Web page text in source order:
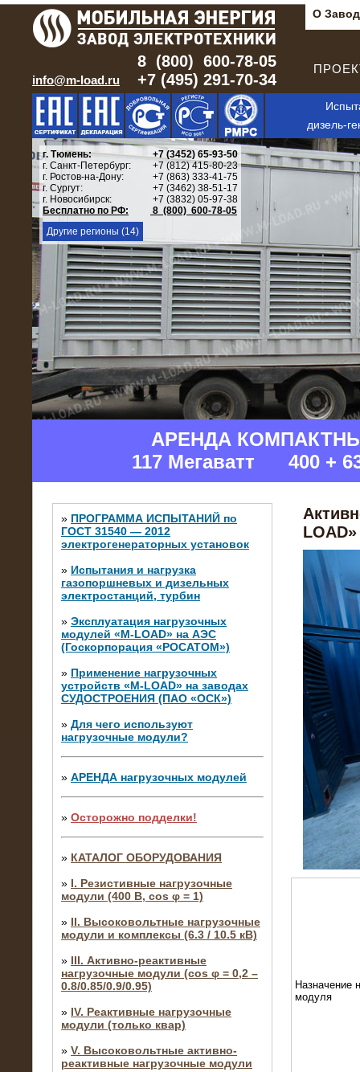
О
info@m-load.ru
8 (800) 600-78-05
+7 (495) 291-70-34
дизель-
г. Тюмень:
+7 (3452) 65-93-50
г. Санкт-Петербург:
+7 (812) 415-80-23
г. Ростов-на-Дону:
+7 (863) 333-41-75
г. Сургут:
+7 (3462) 38-51-17
г. Новосибирск:
+7 (3832) 05-97-38
Бесплатно по РФ:
8 (800) 600-78-05
Другие регионы (14)
АРЕНДА
117 Мегаватт 400 +
» ПРОГРАММА ИСПЫТАНИЙ по
ГОСТ 31540 — 2012
электрогенераторных установок
» Испытания и нагрузка
газопоршневых и дизельных
электростанций, турбин
» Эксплуатация нагрузочных
модулей «M-LOAD» на АЭС
(Госкорпорация «РОСАТОМ»)
» Применение нагрузочных
устройств «M-LOAD» на заводах
СУДОСТРОЕНИЯ (ПАО «ОСК»)
» Для чего используют
нагрузочные модули?
» АРЕНДА нагрузочных модулей
» Осторожно подделки!
» КАТАЛОГ ОБОРУДОВАНИЯ
» I. Резистивные нагрузочные
модули (400 В, cos φ = 1)
» II. Высоковольтные нагрузочные
модули и комплексы (6.3 / 10.5 кВ)
» III. Активно-реактивные
нагрузочные модули (cos φ = 0,2 –
0.8/0.85/0.9/0.95)
» IV. Реактивные нагрузочные
модули (только квар)
» V. Высоковольтные активно-
реактивные нагрузочные модули
Назначение
модуля